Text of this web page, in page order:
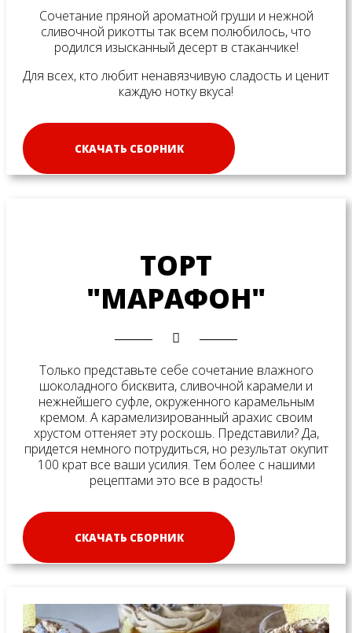
Сочетание пряной ароматной груши и нежной
сливочной рикотты так всем полюбилось, что
родился изысканный десерт в стаканчике!
Для всех, кто любит ненавязчивую сладость и ценит
каждую нотку вкуса!
СКАЧАТЬ СБОРНИК
ТОРТ
"МАРАФОН"
Только представьте себе сочетание влажного
шоколадного бисквита, сливочной карамели и
нежнейшего суфле, окруженного карамельным
кремом. А карамелизированный арахис своим
хрустом оттеняет эту роскошь. Представили? Да,
придется немного потрудиться, но результат окупит
100 крат все ваши усилия. Тем более с нашими
рецептами это все в радость!
СКАЧАТЬ СБОРНИК